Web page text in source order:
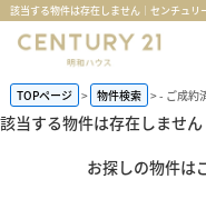
該当する物件は存在しません｜センチュリ
TOPページ 物件検索 - ご成約
該当する物件は存在しません
お探しの物件は